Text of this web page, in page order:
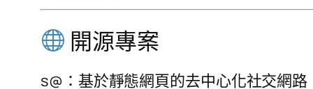
開源專案
s@：基於靜態網頁的去中心化社交網路